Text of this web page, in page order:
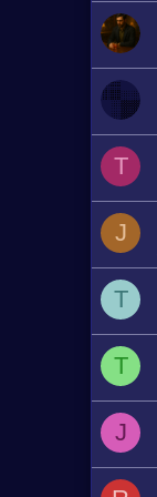
T
J
T
T
J